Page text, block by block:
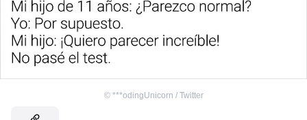
© ***odingUnicorn / Twitter